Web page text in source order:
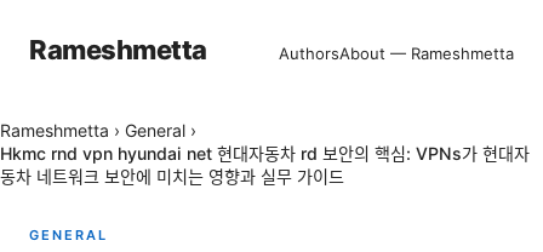
Rameshmetta AuthorsAbout — Rameshmetta
Rameshmetta › General ›
Hkmc rnd vpn hyundai net 현대자동차 rd 보안의 핵심: VPNs가 현대자
동차 네트워크 보안에 미치는 영향과 실무 가이드
GENERAL